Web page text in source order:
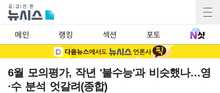
메인 랭킹 섹션 포토
6월 모의평가, 작년 '불수능'과 비슷했나…영
·수 분석 엇갈려(종합)